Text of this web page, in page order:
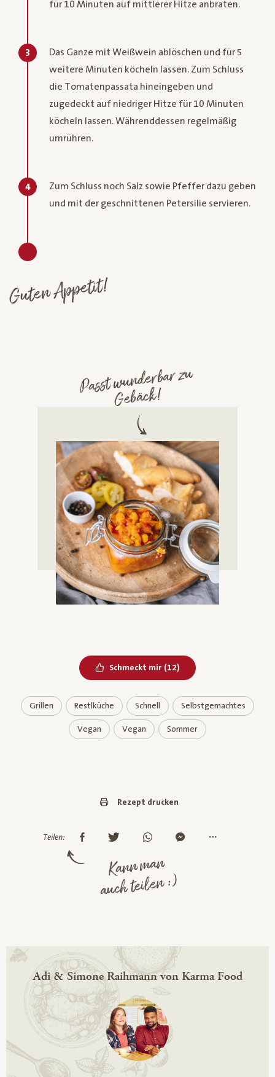
für 10 Minuten auf mittlerer Hitze anbraten.
3
Das Ganze mit Weißwein ablöschen und für 5
weitere Minuten köcheln lassen. Zum Schluss
die Tomatenpassata hineingeben und
zugedeckt auf niedriger Hitze für 10 Minuten
köcheln lassen. Währenddessen regelmäßig
umrühren.
4
Zum Schluss noch Salz sowie Pfeffer dazu geben
und mit der geschnittenen Petersilie servieren.
Guten Appetit!
Passt wunderbar zu
Gebäck!
Schmeckt mir Bereits geliked
(12)
Grillen Restlküche Schnell Selbstgemachtes
Vegan Vegan Sommer
Rezept drucken
Teilen:
Kann man
auch teilen :)
Adi & Simone Raihmann von Karma Food